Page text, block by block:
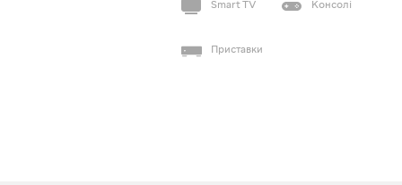
Smart TV Консолі
Приставки